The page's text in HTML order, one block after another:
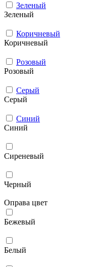
Зеленый
Зеленый
Коричневый
Коричневый
Розовый
Розовый
Серый
Серый
Синий
Синий
Сиреневый
Черный
Оправа цвет
Бежевый
Белый